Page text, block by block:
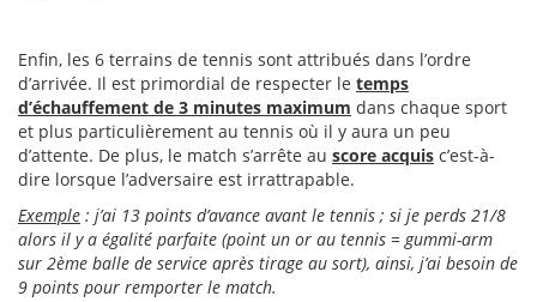
Enfin, les 6 terrains de tennis sont attribués dans l’ordre
d’arrivée. Il est primordial de respecter le temps
d’échauffement de 3 minutes maximum dans chaque sport
et plus particulièrement au tennis où il y aura un peu
d’attente. De plus, le match s’arrête au score acquis c’est-à-
dire lorsque l’adversaire est irrattrapable.
Exemple : j’ai 13 points d’avance avant le tennis ; si je perds 21/8
alors il y a égalité parfaite (point un or au tennis = gummi-arm
sur 2ème balle de service après tirage au sort), ainsi, j’ai besoin de
9 points pour remporter le match.